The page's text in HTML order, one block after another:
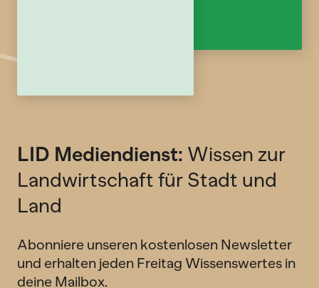
LID Mediendienst: Wissen zur
Landwirtschaft für Stadt und
Land
Abonniere unseren kostenlosen Newsletter
und erhalten jeden Freitag Wissenswertes in
deine Mailbox.